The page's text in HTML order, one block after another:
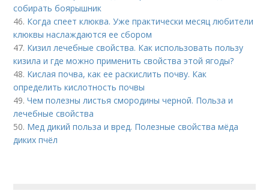
собирать боярышник
46. Когда спеет клюква. Уже практически месяц любители
клюквы наслаждаются ее сбором
47. Кизил лечебные свойства. Как использовать пользу
кизила и где можно применить свойства этой ягоды?
48. Кислая почва, как ее раскислить почву. Как
определить кислотность почвы
49.Чем полезны листья смородины черной. Польза и
лечебные свойства
50. Мед дикий польза и вред. Полезные свойства мёда
диких пчёл